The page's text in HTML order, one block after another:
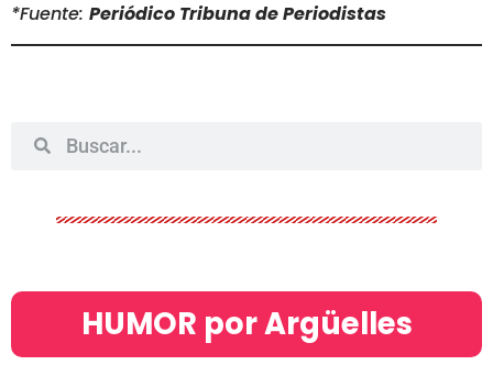
*Fuente: Periódico Tribuna de Periodistas
HUMOR por Argüelles​